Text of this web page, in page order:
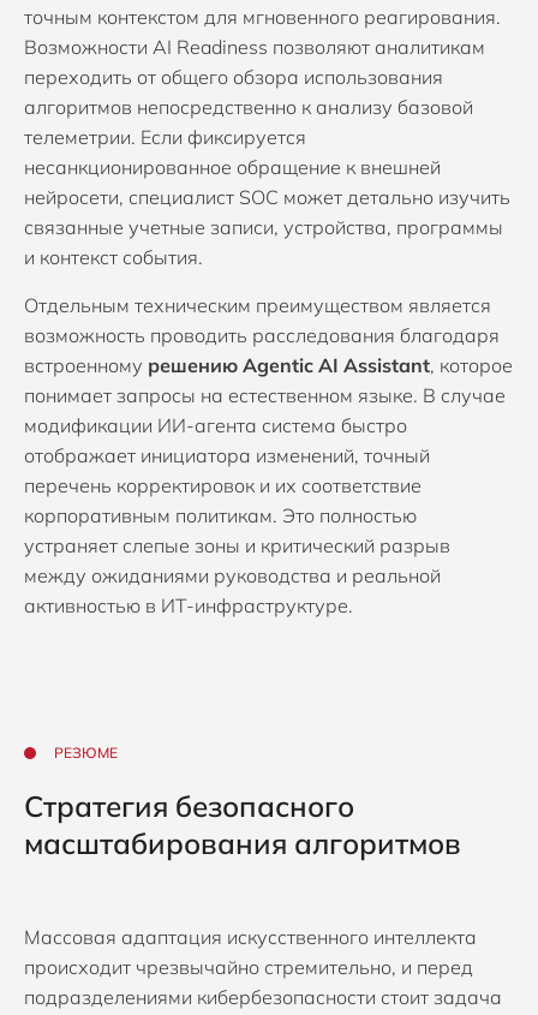
точным контекстом для мгновенного реагирования.
Возможности AI Readiness позволяют аналитикам
переходить от общего обзора использования
алгоритмов непосредственно к анализу базовой
телеметрии. Если фиксируется
несанкционированное обращение к внешней
нейросети, специалист SOC может детально изучить
связанные учетные записи, устройства, программы
и контекст события.
Отдельным техническим преимуществом является
возможность проводить расследования благодаря
встроенному решению Agentic AI Assistant, которое
понимает запросы на естественном языке. В случае
модификации ИИ-агента система быстро
отображает инициатора изменений, точный
перечень корректировок и их соответствие
корпоративным политикам. Это полностью
устраняет слепые зоны и критический разрыв
между ожиданиями руководства и реальной
активностью в ИТ-инфраструктуре.
РЕЗЮМЕ
Стратегия безопасного
масштабирования алгоритмов
Массовая адаптация искусственного интеллекта
происходит чрезвычайно стремительно, и перед
подразделениями кибербезопасности стоит задача